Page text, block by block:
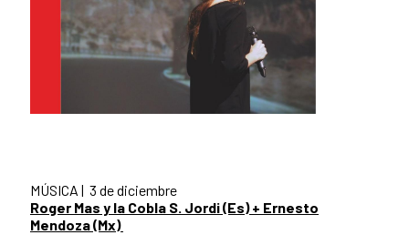
MÚSICA | 3 de diciembre
Roger Mas y la Cobla S. Jordi (Es) + Ernesto
Mendoza (Mx)